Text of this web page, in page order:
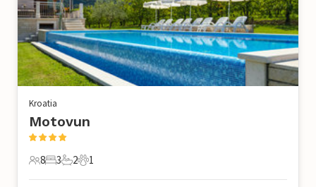
Kroatia
Motovun
8 Gjester
8
3 Soverom
3
2 Bad
2
1 Kjæledyr
1